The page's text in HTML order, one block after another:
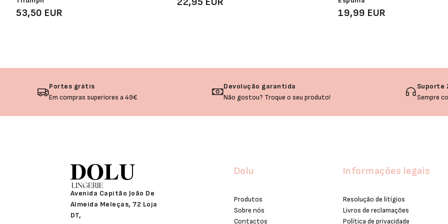
53,50 EUR 19,99 EUR
Portes grátis
Em compras superiores a 49€
Devolução garantida
Não gostou? Troque o seu produto!
Suporte
Sempre
Avenida Capitão João De
Almeida Meleças, 72 Loja
DT,
Dolu
Produtos
Sobre nós
Contactos
Informações legais
Resolução de litígios
Livros de reclamações
Política de privacidade